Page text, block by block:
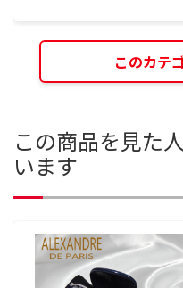
このカテ
この商品を見た
います